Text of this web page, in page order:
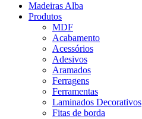
Madeiras Alba
Produtos
MDF
Acabamento
Acessórios
Adesivos
Aramados
Ferragens
Ferramentas
Laminados Decorativos
Fitas de borda